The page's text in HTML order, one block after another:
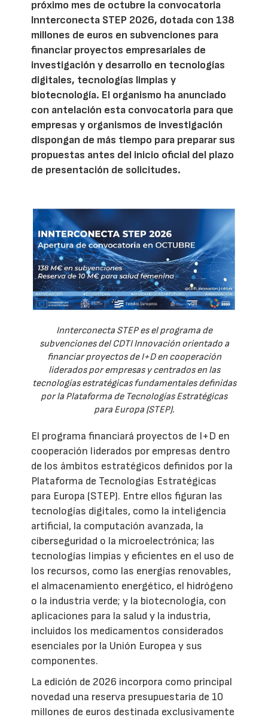
próximo mes de octubre la convocatoria
Innterconecta STEP 2026, dotada con 138
millones de euros en subvenciones para
financiar proyectos empresariales de
investigación y desarrollo en tecnologías
digitales, tecnologías limpias y
biotecnología. El organismo ha anunciado
con antelación esta convocatoria para que
empresas y organismos de investigación
dispongan de más tiempo para preparar sus
propuestas antes del inicio oficial del plazo
de presentación de solicitudes.
Innterconecta STEP es el programa de
subvenciones del CDTI Innovación orientado a
financiar proyectos de I+D en cooperación
liderados por empresas y centrados en las
tecnologías estratégicas fundamentales definidas
por la Plataforma de Tecnologías Estratégicas
para Europa (STEP).
El programa financiará proyectos de I+D en
cooperación liderados por empresas dentro
de los ámbitos estratégicos definidos por la
Plataforma de Tecnologías Estratégicas
para Europa (STEP). Entre ellos figuran las
tecnologías digitales, como la inteligencia
artificial, la computación avanzada, la
ciberseguridad o la microelectrónica; las
tecnologías limpias y eficientes en el uso de
los recursos, como las energías renovables,
el almacenamiento energético, el hidrógeno
o la industria verde; y la biotecnología, con
aplicaciones para la salud y la industria,
incluidos los medicamentos considerados
esenciales por la Unión Europea y sus
componentes.
La edición de 2026 incorpora como principal
novedad una reserva presupuestaria de 10
millones de euros destinada exclusivamente